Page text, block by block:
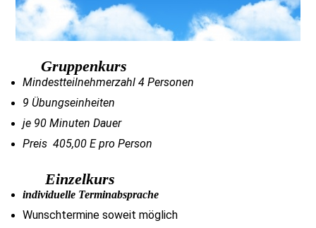
Gruppenkurs
Mindestteilnehmerzahl 4 Personen
9 Übungseinheiten
je 90 Minuten Dauer
Preis 405,00 E pro Person
Einzelkurs
individuelle Terminabsprache
Wunschtermine soweit möglich